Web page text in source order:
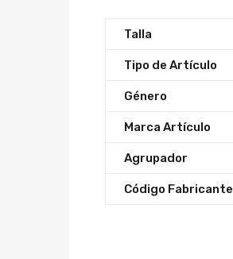
Talla
Tipo de Artículo
Género
Marca Artículo
Agrupador
Código Fabricante